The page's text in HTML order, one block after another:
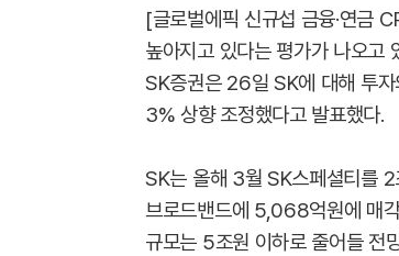
[글로벌에픽 신규섭 금융·연금
높아지고 있다는 평가가 나오고
SK증권은 26일 SK에 대해 투
3% 상향 조정했다고 발표했다.
SK는 올해 3월 SK스페셜티를
브로드밴드에 5,068억원에 매
규모는 5조원 이하로 줄어들 전